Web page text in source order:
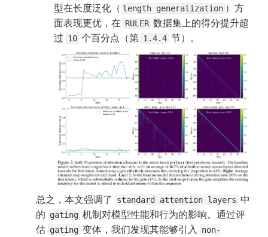
型在长度泛化（ length generalization ）方
面表现更优，在 RULER 数据集上的得分提升超
过 10 个百分点（第 1.4.4 节）。
总之，本文强调了 standard attention layers 中
的 gating 机制对模型性能和行为的影响。通过评
估 gating 变体，我们发现其能够引入 non-